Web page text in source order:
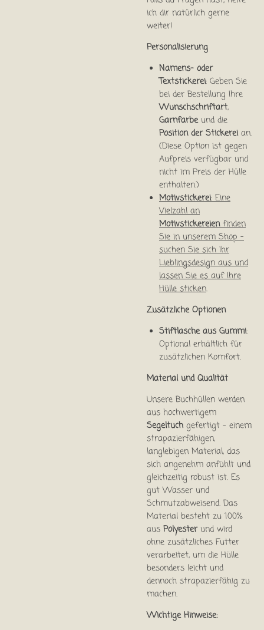
ich dir natürlich gerne
weiter!
Personalisierung
Namens- oder
Textstickerei: Geben Sie
bei der Bestellung Ihre
Wunschschriftart,
Garnfarbeund die
Position der Stickereian.
(Diese Option ist gegen
Aufpreis verfügbar und
nicht im Preis der Hülle
enthalten.)
Motivstickerei: Eine
Vielzahl an
Motivstickereienfinden
Sie in unserem Shop –
suchen Sie sich Ihr
Lieblingsdesign aus und
lassen Sie es auf Ihre
Hülle sticken.
Zusätzliche Optionen
Stiftlasche aus Gummi:
Optional erhältlich für
zusätzlichen Komfort.
Material und Qualität
Unsere Buchhüllen werden
aus hochwertigem
Segeltuch gefertigt – einem
strapazierfähigen,
langlebigen Material, das
sich angenehm anfühlt und
gleichzeitig robust ist. Es
gut Wasser und
Schmutzabweisend. Das
Material besteht zu 100%
aus Polyesterund wird
ohne zusätzliches Futter
verarbeitet, um die Hülle
besonders leicht und
dennoch strapazierfähig zu
machen.
Wichtige Hinweise: